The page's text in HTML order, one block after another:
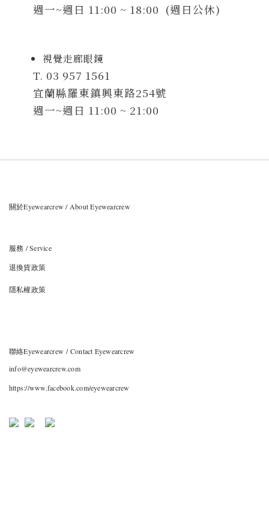
週一~週日 11:00 ~ 18:00 (週日公休)
視覺走廊眼鏡
T. 03 957 1561
宜蘭縣羅東鎮興東路254號
週一~週日 11:00 ~ 21:00
關於Eyewearcrew / About Eyewearcrew
服務 / Service
退換貨政策
隱私權政策
聯絡Eyewearcrew / Contact Eyewearcrew
info@eyewearcrew.com
https://www.facebook.com/eyewearcrew